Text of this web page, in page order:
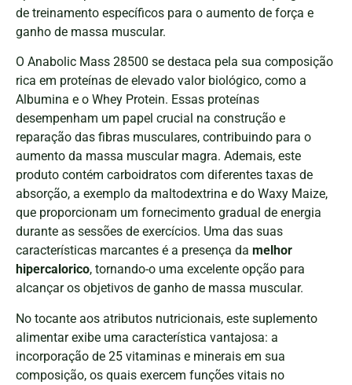
de treinamento específicos para o aumento de força e
ganho de massa muscular.
O Anabolic Mass 28500 se destaca pela sua composição
rica em proteínas de elevado valor biológico, como a
Albumina e o Whey Protein. Essas proteínas
desempenham um papel crucial na construção e
reparação das fibras musculares, contribuindo para o
aumento da massa muscular magra. Ademais, este
produto contém carboidratos com diferentes taxas de
absorção, a exemplo da maltodextrina e do Waxy Maize,
que proporcionam um fornecimento gradual de energia
durante as sessões de exercícios. Uma das suas
características marcantes é a presença da melhor
hipercalorico, tornando-o uma excelente opção para
alcançar os objetivos de ganho de massa muscular.
No tocante aos atributos nutricionais, este suplemento
alimentar exibe uma característica vantajosa: a
incorporação de 25 vitaminas e minerais em sua
composição, os quais exercem funções vitais no